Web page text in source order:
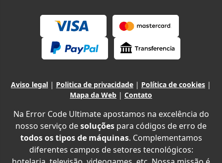
Aviso legal | Politica de privacidade | Política de cookies |
Mapa da Web | Contato
Na Error Code Ultimate apostamos na excelência do
nosso serviço desoluções para códigos de erro de
todos os tipos de máquinas. Complementamos
diferentes campos de setores tecnológicos: